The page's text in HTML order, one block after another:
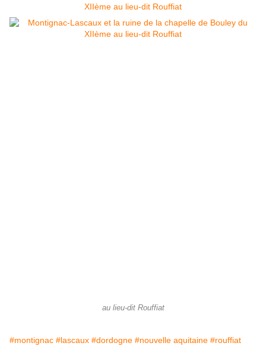
au lieu-dit Rouffiat
#montignac #lascaux #dordogne #nouvelle aquitaine #rouffiat